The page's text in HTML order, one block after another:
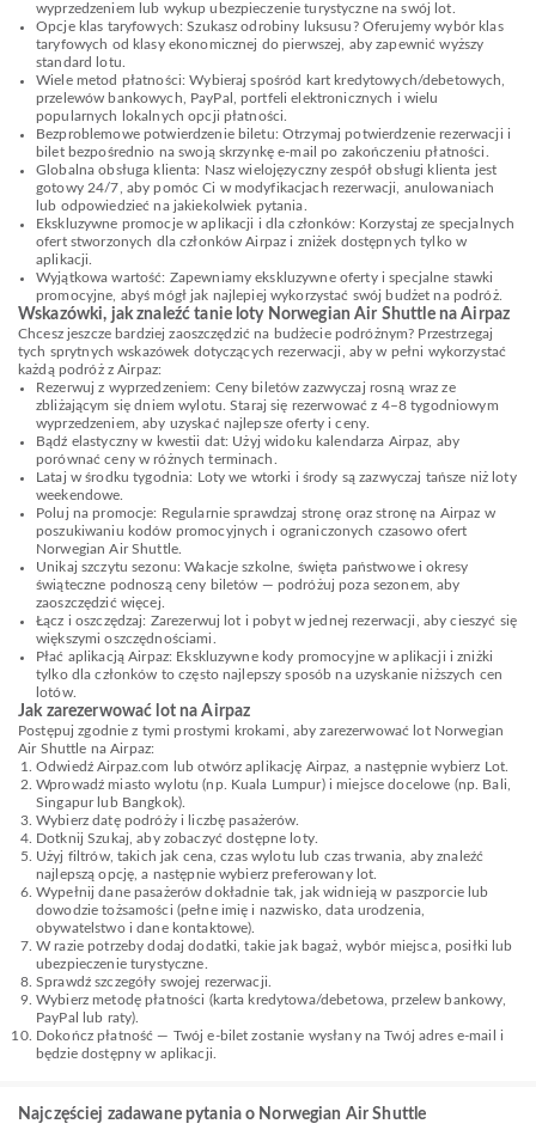
wyprzedzeniem lub wykup ubezpieczenie turystyczne na swój lot.
Opcje klas taryfowych: Szukasz odrobiny luksusu? Oferujemy wybór klas
taryfowych od klasy ekonomicznej do pierwszej, aby zapewnić wyższy
standard lotu.
Wiele metod płatności: Wybieraj spośród kart kredytowych/debetowych,
przelewów bankowych, PayPal, portfeli elektronicznych i wielu
popularnych lokalnych opcji płatności.
Bezproblemowe potwierdzenie biletu: Otrzymaj potwierdzenie rezerwacji i
bilet bezpośrednio na swoją skrzynkę e-mail po zakończeniu płatności.
Globalna obsługa klienta: Nasz wielojęzyczny zespół obsługi klienta jest
gotowy 24/7, aby pomóc Ci w modyfikacjach rezerwacji, anulowaniach
lub odpowiedzieć na jakiekolwiek pytania.
Ekskluzywne promocje w aplikacji i dla członków: Korzystaj ze specjalnych
ofert stworzonych dla członków Airpaz i zniżek dostępnych tylko w
aplikacji.
Wyjątkowa wartość: Zapewniamy ekskluzywne oferty i specjalne stawki
promocyjne, abyś mógł jak najlepiej wykorzystać swój budżet na podróż.
Wskazówki, jak znaleźć tanie loty Norwegian Air Shuttle na Airpaz
Chcesz jeszcze bardziej zaoszczędzić na budżecie podróżnym? Przestrzegaj
tych sprytnych wskazówek dotyczących rezerwacji, aby w pełni wykorzystać
każdą podróż z Airpaz:
Rezerwuj z wyprzedzeniem: Ceny biletów zazwyczaj rosną wraz ze
zbliżającym się dniem wylotu. Staraj się rezerwować z 4–8 tygodniowym
wyprzedzeniem, aby uzyskać najlepsze oferty i ceny.
Bądź elastyczny w kwestii dat: Użyj widoku kalendarza Airpaz, aby
porównać ceny w różnych terminach.
Lataj w środku tygodnia: Loty we wtorki i środy są zazwyczaj tańsze niż loty
weekendowe.
Poluj na promocje: Regularnie sprawdzaj stronę oraz stronę na Airpaz w
poszukiwaniu kodów promocyjnych i ograniczonych czasowo ofert
Norwegian Air Shuttle.
Unikaj szczytu sezonu: Wakacje szkolne, święta państwowe i okresy
świąteczne podnoszą ceny biletów — podróżuj poza sezonem, aby
zaoszczędzić więcej.
Łącz i oszczędzaj: Zarezerwuj lot i pobyt w jednej rezerwacji, aby cieszyć się
większymi oszczędnościami.
Płać aplikacją Airpaz: Ekskluzywne kody promocyjne w aplikacji i zniżki
tylko dla członków to często najlepszy sposób na uzyskanie niższych cen
lotów.
Jak zarezerwować lot na Airpaz
Postępuj zgodnie z tymi prostymi krokami, aby zarezerwować lot Norwegian
Air Shuttle na Airpaz:
Odwiedź Airpaz.com lub otwórz aplikację Airpaz, a następnie wybierz Lot.
Wprowadź miasto wylotu (np. Kuala Lumpur) i miejsce docelowe (np. Bali,
Singapur lub Bangkok).
Wybierz datę podróży i liczbę pasażerów.
Dotknij Szukaj, aby zobaczyć dostępne loty.
Użyj filtrów, takich jak cena, czas wylotu lub czas trwania, aby znaleźć
najlepszą opcję, a następnie wybierz preferowany lot.
Wypełnij dane pasażerów dokładnie tak, jak widnieją w paszporcie lub
dowodzie tożsamości (pełne imię i nazwisko, data urodzenia,
obywatelstwo i dane kontaktowe).
W razie potrzeby dodaj dodatki, takie jak bagaż, wybór miejsca, posiłki lub
ubezpieczenie turystyczne.
Sprawdź szczegóły swojej rezerwacji.
Wybierz metodę płatności (karta kredytowa/debetowa, przelew bankowy,
PayPal lub raty).
Dokończ płatność — Twój e-bilet zostanie wysłany na Twój adres e-mail i
będzie dostępny w aplikacji.
Najczęściej zadawane pytania o Norwegian Air Shuttle